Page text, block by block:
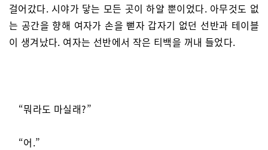
걸어갔다. 시야가 닿는 모든 곳이 하얄 뿐이었다. 아무것도 없
는 공간을 향해 여자가 손을 뻗자 갑자기 없던 선반과 테이블
이 생겨났다. 여자는 선반에서 작은 티백을 꺼내 들었다.
“뭐라도 마실래?”
“어.”